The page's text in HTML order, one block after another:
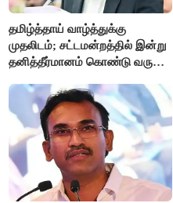
தமிழ்த்தாய் வாழ்த்துக்கு
முதலிடம்; சட்டமன்றத்தில் இன்று
தனித்தீர்மானம் கொண்டு வரும்